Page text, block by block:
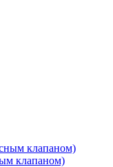
клапаном)